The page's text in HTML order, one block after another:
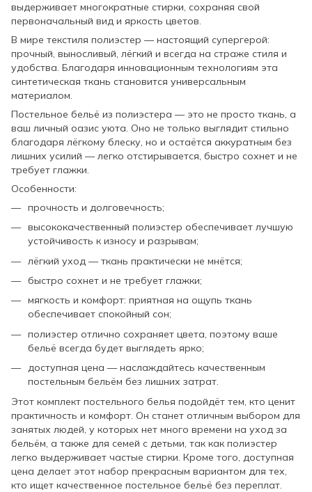
выдерживает многократные стирки, сохраняя свой
первоначальный вид и яркость цветов.
В мире текстиля полиэстер — настоящий супергерой:
прочный, выносливый, лёгкий и всегда на страже стиля и
удобства. Благодаря инновационным технологиям эта
синтетическая ткань становится универсальным
материалом.
Постельное бельё из полиэстера — это не просто ткань, а
ваш личный оазис уюта. Оно не только выглядит стильно
благодаря лёгкому блеску, но и остаётся аккуратным без
лишних усилий — легко отстирывается, быстро сохнет и не
требует глажки.
Особенности:
прочность и долговечность;
высококачественный полиэстер обеспечивает лучшую
устойчивость к износу и разрывам;
лёгкий уход — ткань практически не мнётся;
быстро сохнет и не требует глажки;
мягкость и комфорт: приятная на ощупь ткань
обеспечивает спокойный сон;
полиэстер отлично сохраняет цвета, поэтому ваше
бельё всегда будет выглядеть ярко;
доступная цена — наслаждайтесь качественным
постельным бельём без лишних затрат.
Этот комплект постельного белья подойдёт тем, кто ценит
практичность и комфорт. Он станет отличным выбором для
занятых людей, у которых нет много времени на уход за
бельём, а также для семей с детьми, так как полиэстер
легко выдерживает частые стирки. Кроме того, доступная
цена делает этот набор прекрасным вариантом для тех,
кто ищет качественное постельное бельё без переплат.